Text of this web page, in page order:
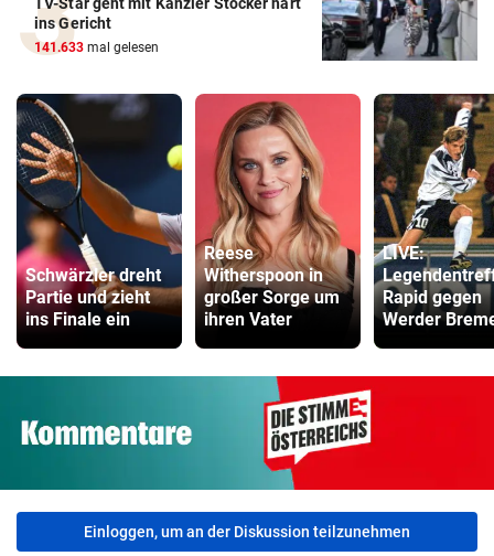
ins Gericht
141.633 mal gelesen
Schwärzler dreht
Partie und zieht
ins Finale ein
Reese
Witherspoon in
großer Sorge um
ihren Vater
LIVE:
Rapid gegen
Werder
Einloggen, um an der Diskussion teilzunehmen